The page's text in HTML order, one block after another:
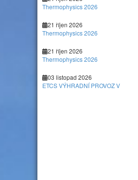
Thermophysics 2026
21 říjen 2026
Thermophysics 2026
21 říjen 2026
Thermophysics 2026
03 listopad 2026
ETCS VÝHRADNÍ PROVOZ V